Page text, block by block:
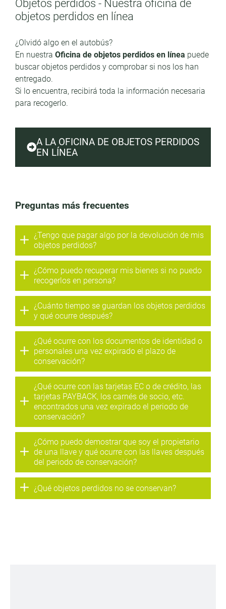
Objetos perdidos - Nuestra oficina de
objetos perdidos en línea
¿Olvidó algo en el autobús?
En nuestra Oficina de objetos perdidos en línea puede
buscar objetos perdidos y comprobar si nos los han
entregado.
Si lo encuentra, recibirá toda la información necesaria
para recogerlo.
A LA OFICINA DE OBJETOS PERDIDOS
EN LÍNEA
Preguntas más frecuentes
¿Tengo que pagar algo por la devolución de mis
objetos perdidos?
¿Cómo puedo recuperar mis bienes si no puedo
recogerlos en persona?
¿Cuánto tiempo se guardan los objetos perdidos
y qué ocurre después?
¿Qué ocurre con los documentos de identidad o
personales una vez expirado el plazo de
conservación?
¿Qué ocurre con las tarjetas EC o de crédito, las
tarjetas PAYBACK, los carnés de socio, etc.
encontrados una vez expirado el periodo de
conservación?
¿Cómo puedo demostrar que soy el propietario
de una llave y qué ocurre con las llaves después
del periodo de conservación?
¿Qué objetos perdidos no se conservan?